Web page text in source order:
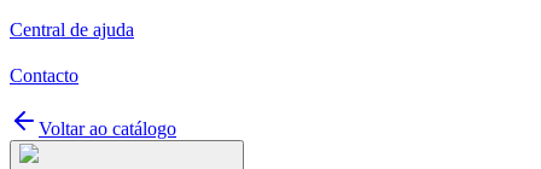
Central de ajuda
Contacto
Voltar ao catálogo